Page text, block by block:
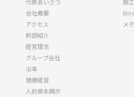
代表あいさつ
会社概要
アクセス
幹部紹介
経営理念
グループ会社
沿革
健康経営
人的資本開示
施
メ